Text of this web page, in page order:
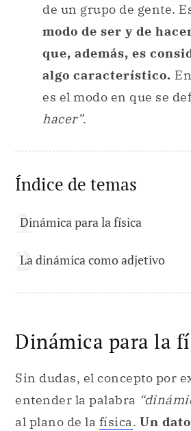
de un grupo de gente.
modo de ser y de
que, además, es
algo característico.
es el modo en que se
hacer”.
Índice de temas
Dinámica para la física
La dinámica como adjetivo
Dinámica para la
Sin dudas, el concepto por
entender la palabra
al plano de la física. Un